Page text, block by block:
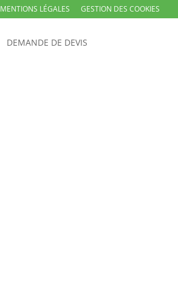
MENTIONS LÉGALES GESTION DES COOKIES
DEMANDE DE DEVIS